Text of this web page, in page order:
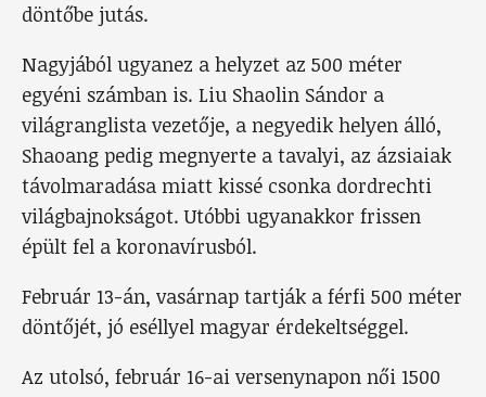
döntőbe jutás.
Nagyjából ugyanez a helyzet az 500 méter
egyéni számban is. Liu Shaolin Sándor a
világranglista vezetője, a negyedik helyen álló,
Shaoang pedig megnyerte a tavalyi, az ázsiaiak
távolmaradása miatt kissé csonka dordrechti
világbajnokságot. Utóbbi ugyanakkor frissen
épült fel a koronavírusból.
Február 13-án, vasárnap tartják a férfi 500 méter
döntőjét, jó eséllyel magyar érdekeltséggel.
Az utolsó, február 16-ai versenynapon női 1500